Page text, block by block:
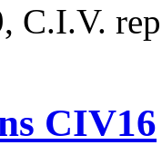
C.I.V.
CIV16